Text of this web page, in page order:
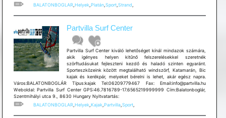
BALATONBOGLAR,Helyek,Platán,Sport,Strand,
Partvilla Surf Center
Partvilla Surf Center kiváló lehetőséget kínál mindazok számára,
akik igényes helyen kitűnő felszerelésekkel szeretnék
szörftudásukat fejleszteni kezdő és haladó szinten egyaránt.
Sporteszközeink között megtalálható windszörf, Katamarán, Bic
kajak és kerékpár, melyeket bérelni is lehet, akár egész napra.
Város:BALATONBOGLÁR Típus:kajak Tel:06209779467 Fax: Email:info@partvilla.hu
Weboldal: Partvilla Surf Center GPS:46.7816789-17.6565219999999 Cím:Balatonboglár,
Szentmihályi utca 9., 8630 Hungary Nyitvatartás:
BALATONBOGLAR, Helyek, Kajak, Partvilla, Sport,